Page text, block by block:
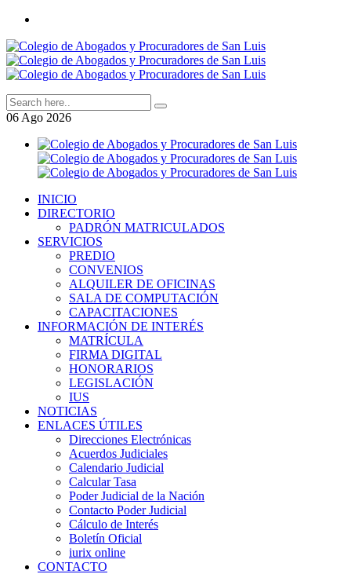
06 Ago 2026
INICIO
DIRECTORIO
PADRÓN MATRICULADOS
SERVICIOS
PREDIO
CONVENIOS
ALQUILER DE OFICINAS
SALA DE COMPUTACIÓN
CAPACITACIONES
INFORMACIÓN DE INTERÉS
MATRÍCULA
FIRMA DIGITAL
HONORARIOS
LEGISLACIÓN
IUS
NOTICIAS
ENLACES ÚTILES
Direcciones Electrónicas
Acuerdos Judiciales
Calendario Judicial
Calcular Tasa
Poder Judicial de la Nación
Contacto Poder Judicial
Cálculo de Interés
Boletín Oficial
iurix online
CONTACTO